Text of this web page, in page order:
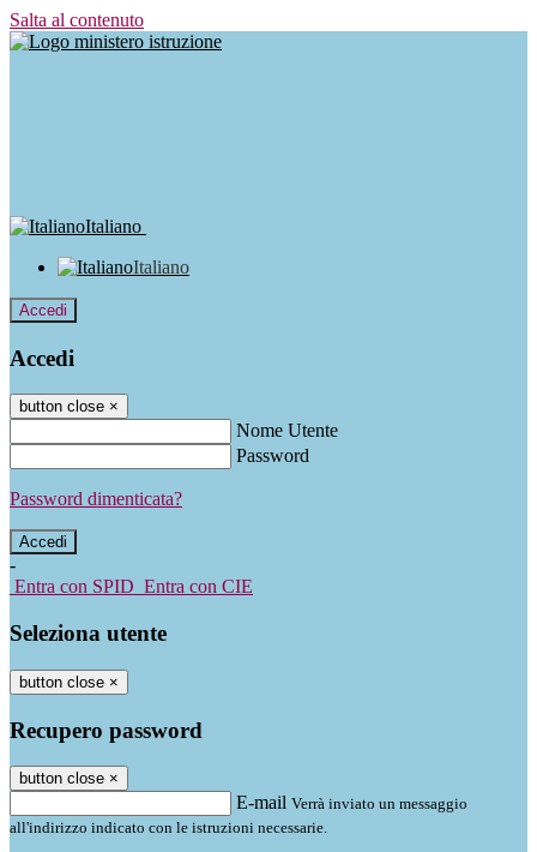
Salta al contenuto
Italiano
Italiano
Accedi
Accedi
button close ×
Nome Utente
Password
Password dimenticata?
-
Entra con SPID Entra con CIE
Seleziona utente
button close ×
Recupero password
button close ×
E-mail Verrà inviato un messaggio
all'indirizzo indicato con le istruzioni necessarie.